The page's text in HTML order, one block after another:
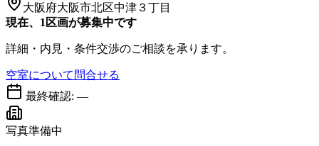
大阪府大阪市北区中津３丁目
現在、1区画が募集中です
詳細・内見・条件交渉のご相談を承ります。
空室について問合せる
最終確認: —
写真準備中